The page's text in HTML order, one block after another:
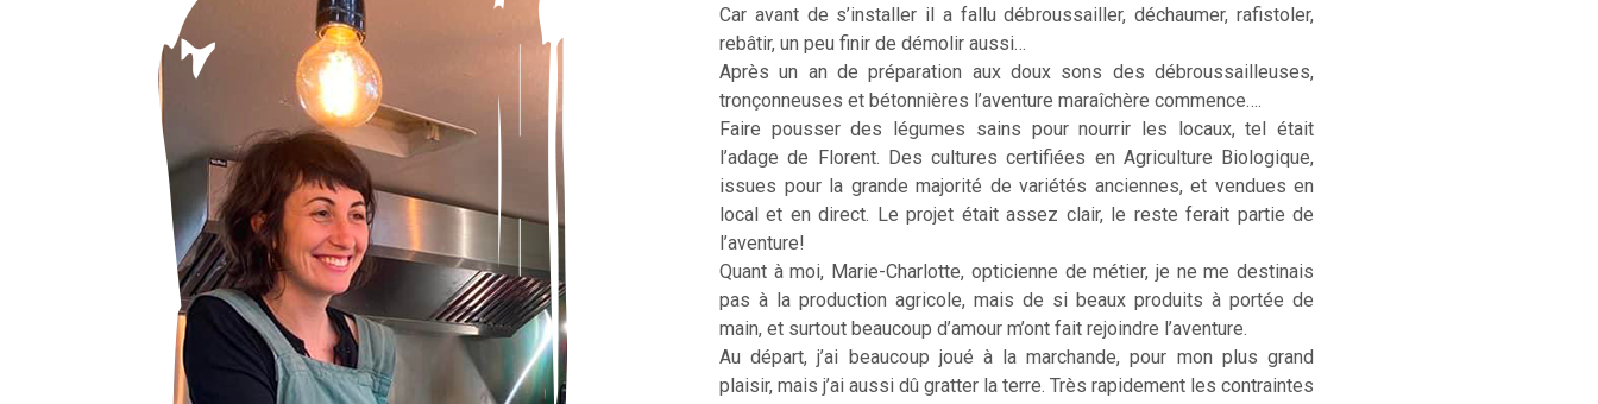
Car avant de s’installer il a fallu débroussailler, déchaumer, rafistoler,
rebâtir, un peu finir de démolir aussi…
Après un an de préparation aux doux sons des débroussailleuses,
tronçonneuses et bétonnières l’aventure maraîchère commence….
Faire pousser des légumes sains pour nourrir les locaux, tel était
l’adage de Florent. Des cultures certifiées en Agriculture Biologique,
issues pour la grande majorité de variétés anciennes, et vendues en
local et en direct. Le projet était assez clair, le reste ferait partie de
l’aventure!
Quant à moi, Marie-Charlotte, opticienne de métier, je ne me destinais
pas à la production agricole, mais de si beaux produits à portée de
main, et surtout beaucoup d’amour m’ont fait rejoindre l’aventure.
Au départ, j’ai beaucoup joué à la marchande, pour mon plus grand
plaisir, mais j’ai aussi dû gratter la terre. Très rapidement les contraintes